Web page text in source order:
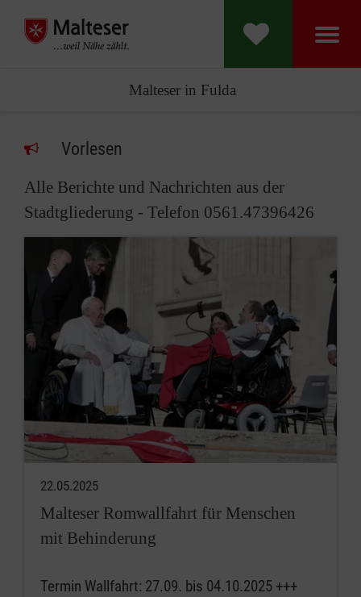
Malteser in Fulda
Vorlesen
Alle Berichte und Nachrichten aus der
Stadtgliederung - Telefon 0561.47396426
22.05.2025
Malteser Romwallfahrt für Menschen
mit Behinderung
Termin Wallfahrt: 27.09. bis 04.10.2025 +++